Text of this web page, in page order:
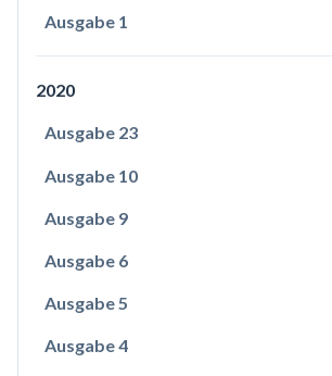
Ausgabe 1
2020
Ausgabe 23
Ausgabe 10
Ausgabe 9
Ausgabe 6
Ausgabe 5
Ausgabe 4